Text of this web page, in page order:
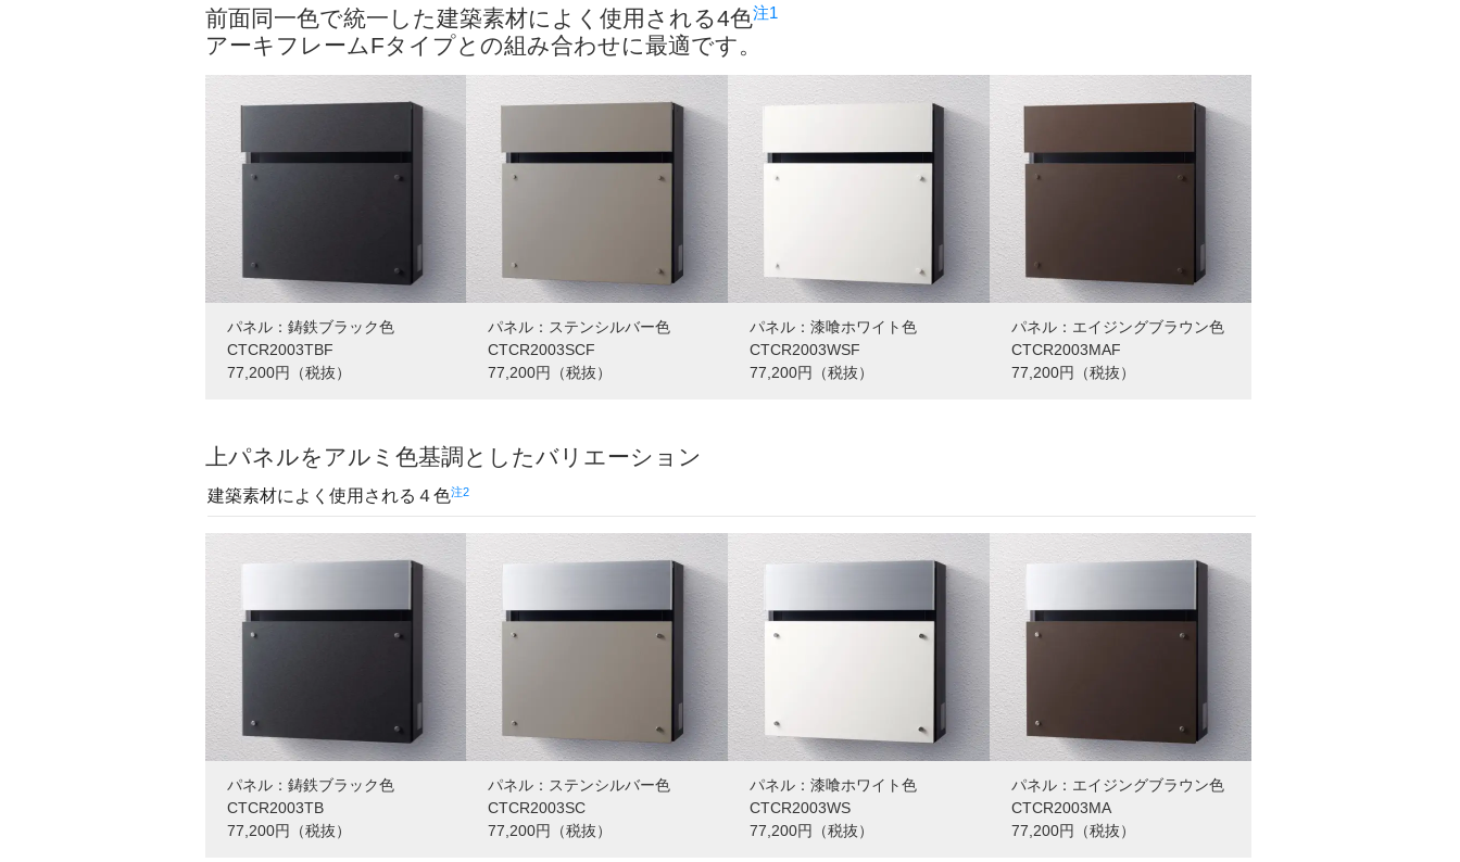
前面同一色で統一した建築素材によく使用される4色注1
アーキフレームFタイプとの組み合わせに最適です。
パネル：鋳鉄ブラック色
CTCR2003TBF
77,200円（税抜）
パネル：ステンシルバー色
CTCR2003SCF
77,200円（税抜）
パネル：漆喰ホワイト色
CTCR2003WSF
77,200円（税抜）
パネル：エイジングブラウン色
CTCR2003MAF
77,200円（税抜）
上パネルをアルミ色基調としたバリエーション
建築素材によく使用される４色注2
パネル：鋳鉄ブラック色
CTCR2003TB
77,200円（税抜）
パネル：ステンシルバー色
CTCR2003SC
77,200円（税抜）
パネル：漆喰ホワイト色
CTCR2003WS
77,200円（税抜）
パネル：エイジングブラウン色
CTCR2003MA
77,200円（税抜）